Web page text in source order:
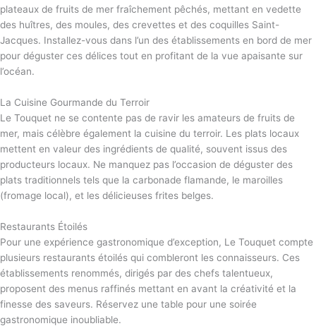
plateaux de fruits de mer fraîchement pêchés, mettant en vedette
des huîtres, des moules, des crevettes et des coquilles Saint-
Jacques. Installez-vous dans l’un des établissements en bord de mer
pour déguster ces délices tout en profitant de la vue apaisante sur
l’océan.
La Cuisine Gourmande du Terroir
Le Touquet ne se contente pas de ravir les amateurs de fruits de
mer, mais célèbre également la cuisine du terroir. Les plats locaux
mettent en valeur des ingrédients de qualité, souvent issus des
producteurs locaux. Ne manquez pas l’occasion de déguster des
plats traditionnels tels que la carbonade flamande, le maroilles
(fromage local), et les délicieuses frites belges.
Restaurants Étoilés
Pour une expérience gastronomique d’exception, Le Touquet compte
plusieurs restaurants étoilés qui combleront les connaisseurs. Ces
établissements renommés, dirigés par des chefs talentueux,
proposent des menus raffinés mettant en avant la créativité et la
finesse des saveurs. Réservez une table pour une soirée
gastronomique inoubliable.